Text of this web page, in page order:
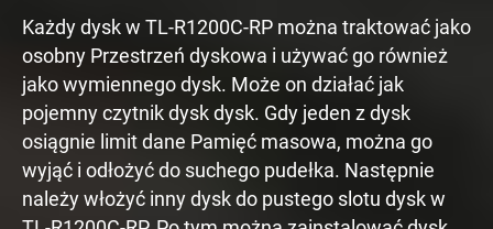
Każdy dysk w TL-R1200C-RP można traktować jako
osobny Przestrzeń dyskowa i używać go również
jako wymiennego dysk. Może on działać jak
pojemny czytnik dysk dysk. Gdy jeden z dysk
osiągnie limit dane Pamięć masowa, można go
wyjąć i odłożyć do suchego pudełka. Następnie
należy włożyć inny dysk do pustego slotu dysk w